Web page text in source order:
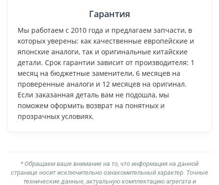
Гарантия
Мы работаем с 2010 года и предлагаем запчасти, в
которых уверены: как качественные европейские и
японские аналоги, так и оригинальные китайские
детали. Срок гарантии зависит от производителя: 1
месяц на бюджетные заменители, 6 месяцев на
проверенные аналоги и 12 месяцев на оригинал.
Если заказанная деталь вам не подошла, мы
поможем оформить возврат на понятных и
прозрачных условиях.
* Обращаем ваше внимание на то, что информация на данной
странице носит исключительно ознакомительный характер. Точные
технические данные, актуальную комплектацию агрегата и